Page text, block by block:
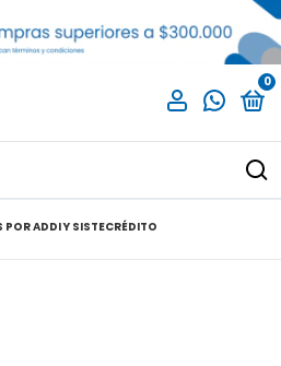
0
POR ADDI Y SISTECRÉDITO